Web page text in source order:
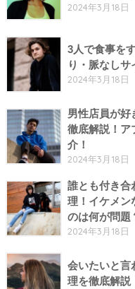
2024年3月18日
3人で食事を
り・脈なしサ
2024年3月18日
男性店員が好
徹底解説！ア
介！
2024年3月18日
誰とも付き合
理！イケメン
のは何が問題
2024年3月18日
会いたいと言
理を徹底解説